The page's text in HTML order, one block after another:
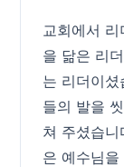
교회에서
을 닮은 리
는 리더이
들의 발을
쳐 주셨습
은 예수님